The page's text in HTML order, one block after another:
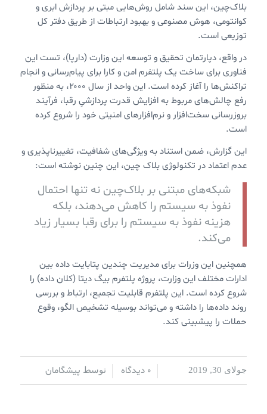
بلاک‌چین، این سند شامل روش‌هایی مبتی بر پردازش ابری و
کوانتومی، هوش مصنوعی و بهبود ارتباطات از طریق دفتر کل
توزیعی است.
در واقع، دپارتمان تحقیق و توسعه این وزارت (دارپا)، تست این
فناوری برای ساخت یک پلتفرم امن و کارا برای پیام‌رسانی و انجام
تراکنش‌ها را آغاز کرده است. این واحد از سال ۲۰۰۰، به منظور
رفع چالش‌های مربوط به افزایش قدرت پردازشیِ رقبا، فرآیند
بروزرسانی سخت‌افزار و نرم‌افزارهای امنیتی خود را شروع کرده
است.
این گزارش، ضمن استناد به ویژگی‌های شفافیت، تغییرناپذیری و
عدم اعتماد در تکنولوژی بلاک چین، این چنین نوشته است:
شبکه‌های مبتنی بر بلاک‌چین نه تنها احتمال
نفوذ به سیستم را کاهش می‌دهند، بلکه
هزینه نفوذ به سیستم را برای رقبا بسیار زیاد
می‌کند.
همچنین این وزرات برای مدیریت چندین پتابایت داده بین
ادارات مختلف این وزارت، پروژه پلتفرم بیگ دیتا (کلان داده) را
شروع کرده است. این پلتفرم قابلیت تجمیع، ارتباط و بررسی
روند داده‌ها را داشته و می‌تواند بوسیله تشخیص الگو، وقوع
حملات را پیشبینی کند.
جولای 30, 2019 / 0 دیدگاه
/ توسط پیشگامان